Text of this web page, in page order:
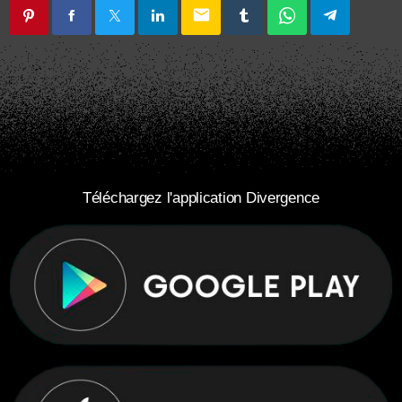
email
Téléchargez l'application Divergence